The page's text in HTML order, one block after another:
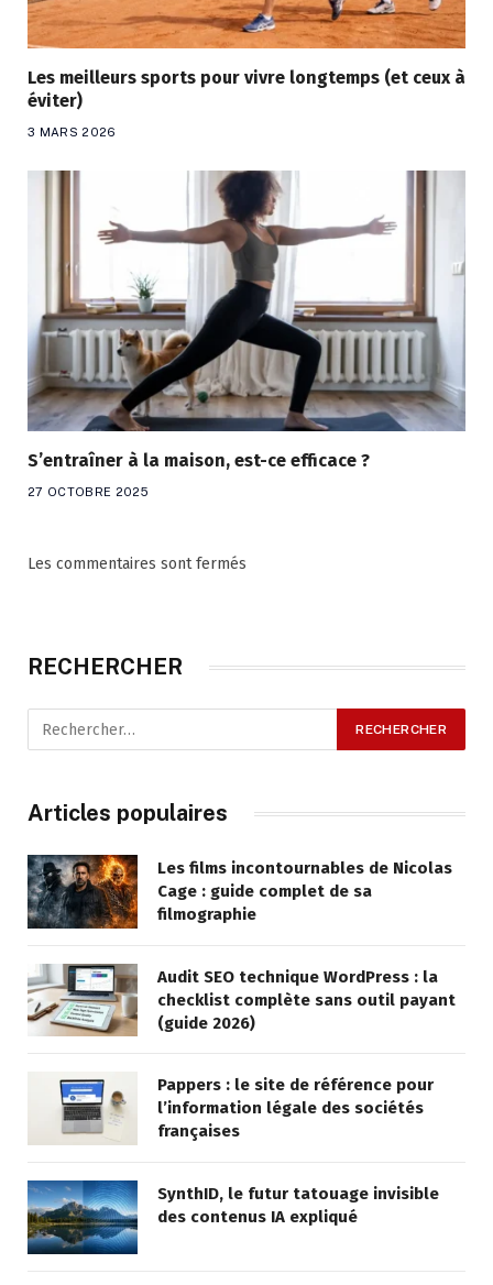
Les meilleurs sports pour vivre longtemps (et ceux à
éviter)
3 MARS 2026
S’entraîner à la maison, est-ce efficace ?
27 OCTOBRE 2025
Les commentaires sont fermés
RECHERCHER
Articles populaires
Les films incontournables de Nicolas
Cage : guide complet de sa
filmographie
Audit SEO technique WordPress : la
checklist complète sans outil payant
(guide 2026)
Pappers : le site de référence pour
l’information légale des sociétés
françaises
SynthID, le futur tatouage invisible
des contenus IA expliqué